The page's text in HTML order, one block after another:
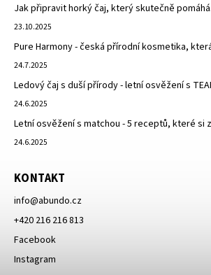
Jak připravit horký čaj, který skutečně pomáhá.
23.10.2025
Pure Harmony - česká přírodní kosmetika,
24.7.2025
Ledový čaj s duší přírody - letní osvěžení s
24.6.2025
Letní osvěžení s matchou - 5 receptů, které si
24.6.2025
KONTAKT
info@abundo.cz
+420 216 216 813
Facebook
Instagram